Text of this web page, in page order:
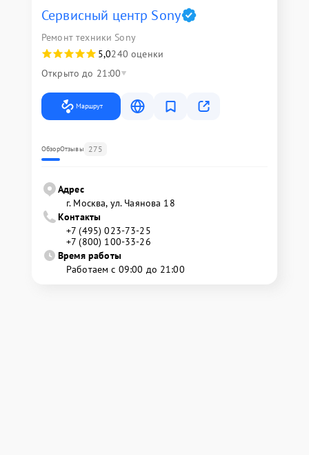
Сервисный центр Sony
Ремонт техники Sony
5,0240 оценки
Открыто до 21:00
Маршрут
ОбзорОтзывы 275
Адрес
г. Москва, ул. Чаянова 18
Контакты
+7 (495) 023-73-25
+7 (800) 100-33-26
Время работы
Работаем с 09:00 до 21:00